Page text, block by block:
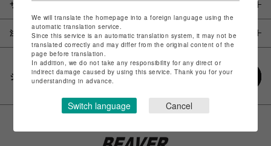
サイズ
注意事項
シェアする
We will translate the homepage into a foreign language using the
automatic translation service.
Since this service is an automatic translation system, it may not be
translated correctly and may differ from the original content of the
page before translation.
In addition, we do not take any responsibility for any direct or
indirect damage caused by using this service. Thank you for your
understanding in advance.
Switch language Cancel